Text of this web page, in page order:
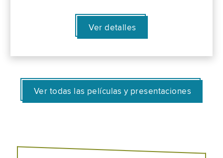
Ver detalles
Ver todas las películas y presentaciones